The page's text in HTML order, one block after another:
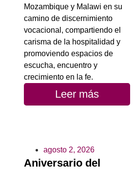
Mozambique y Malawi en su
camino de discernimiento
vocacional, compartiendo el
carisma de la hospitalidad y
promoviendo espacios de
escucha, encuentro y
crecimiento en la fe.
Leer más
agosto 2, 2026
Aniversario del